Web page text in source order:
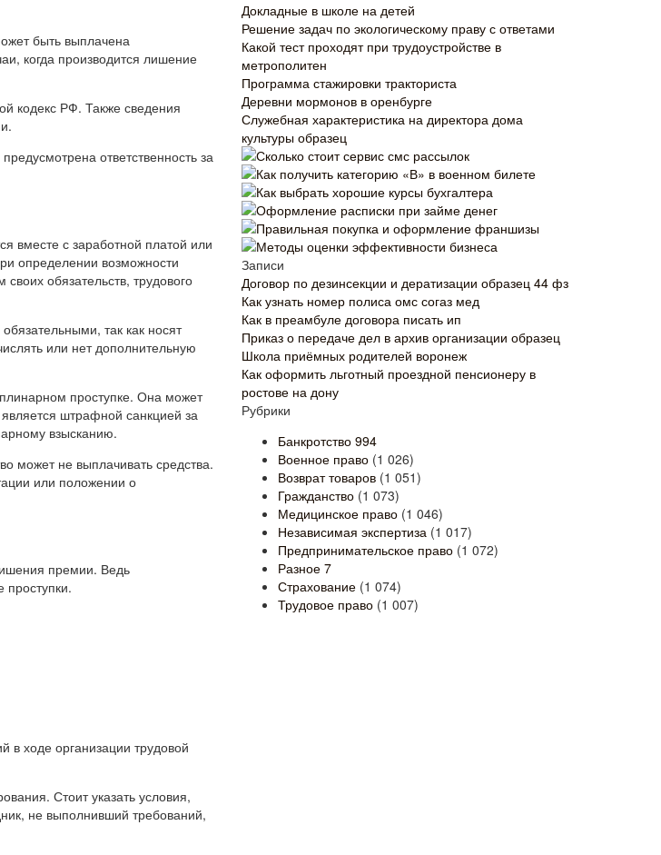
быть выплачена
когда производится лишение
кодекс РФ. Также сведения
ответственность за
вместе с заработной платой или
определении возможности
обязательств, трудового
так как носят
или нет дополнительную
проступке. Она может
штрафной санкцией за
взысканию.
может не выплачивать средства.
или положении о
премии. Ведь
проступки.
в ходе организации трудовой
Стоит указать условия,
не выполнивший требований,
Докладные в школе на детей
Решение задач по экологическому праву с ответами
Какой тест проходят при трудоустройстве в
метрополитен
Программа стажировки тракториста
Деревни мормонов в оренбурге
Служебная характеристика на директора дома
культуры образец
Сколько стоит сервис смс рассылок
Как получить категорию «В» в военном билете
Как выбрать хорошие курсы бухгалтера
Оформление расписки при займе денег
Правильная покупка и оформление франшизы
Методы оценки эффективности бизнеса
Записи
Договор по дезинсекции и дератизации образец 44 фз
Как узнать номер полиса омс согаз мед
Как в преамбуле договора писать ип
Приказ о передаче дел в архив организации образец
Школа приёмных родителей воронеж
Как оформить льготный проездной пенсионеру в
ростове на дону
Рубрики
Банкротство 994
Военное право (1 026)
Возврат товаров (1 051)
Гражданство (1 073)
Медицинское право (1 046)
Независимая экспертиза (1 017)
Предпринимательское право (1 072)
Разное 7
Страхование (1 074)
Трудовое право (1 007)